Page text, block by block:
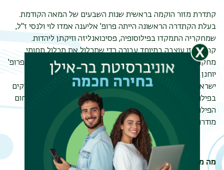
קתדרת מזור הוקמה בראשית שנות השבעים של המאה הקודמת.
בעלת הקתדרה הראשונה הייתה פרופ' אליענה אמדו לוי ולנסי ז"ל,
שמחקריה התמקדו בפילוסופיה, פסיכואנליזה וזיקתן ליהדות.
קתדרה זו עוצבה במיוחד עבורה כדי שתכלול את מכלול תחומי
מחקריה המשלבים פילוסופיה ויהדות. בעל הקתדרה השני היה פרופ'
יוחנן סילמן ז"ל שגם הוא שילב במחקריו פילוסופיה ומחשבת
ישראל. בעל הקתדרה הנוכחי הוא פרופ' אבי שגיא. מחקריו עוסקים
בפילוסופיה קונטיננטלית, אתיקה, פילוסופיה של הדת ועוד. בתחום
הפילוסופיה היהודית תחומי מחקריו כוללים: פילוסופיה יהודית
מודרנית, פילוסופיה של ההלכה, חקר המחשבה הרבנית, ועוד.
מה מציעה הקתדרה ?